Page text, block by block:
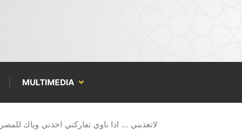
MULTIMEDIA
لاتعذبني ... اذا ناوي تفاركني اخذني وياك